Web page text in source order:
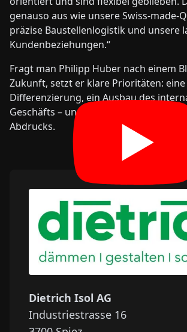
genauso aus wie unsere Swiss-made-
präzise Baustellenlogistik und unsere
Kundenbeziehungen.“
Fragt man Philipp Huber nach einem
Zukunft, setzt er klare Prioritäten:
Differenzierung, ein Ausbau des
Geschäfts – und die weitere
Abdrucks.
Dietrich Isol AG
Industriestrasse 16